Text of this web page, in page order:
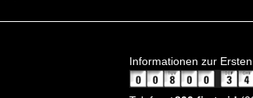
Informationen zur